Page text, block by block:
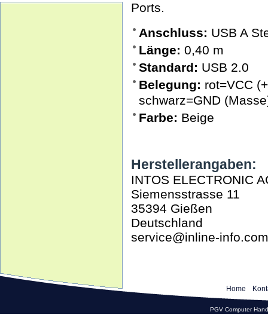
Ports.
Anschluss: USB A
Länge: 0,40 m
Standard: USB 2.0
Belegung: rot=VCC
schwarz=GND
Farbe: Beige
Herstellerangaben:
INTOS ELECTRONIC
Siemensstrasse 11
35394 Gießen
Deutschland
service@inline-info.com
Home
PGV Computer